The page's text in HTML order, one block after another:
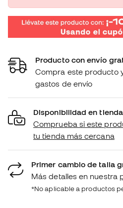
Producto con envío
Compra este producto
gastos de envío
Disponibilidad en tienda
Comprueba si este
tu tienda más cercana
Primer cambio de talla
Más detalles en nuestra
*No aplicable a productos